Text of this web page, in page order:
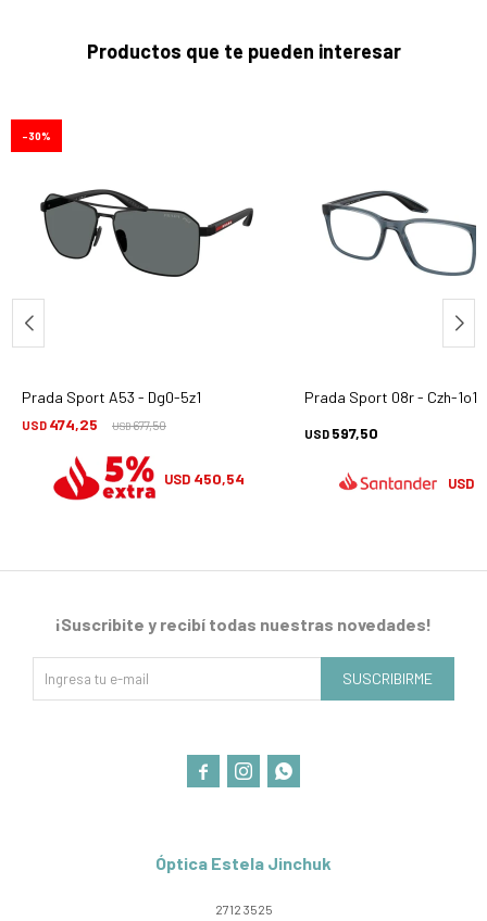
Productos que te pueden interesar
Prada Sport A53 - Dg0-5z1
USD 474,25 USD677,50
30
USD 450,54
Prada Sport 08r - Czh-1o1
USD 597,50
USD
Óptica Estela Jinchuk
2712 3525
¡Suscribite y recibí todas nuestras novedades!
SUSCRIBIRME
  